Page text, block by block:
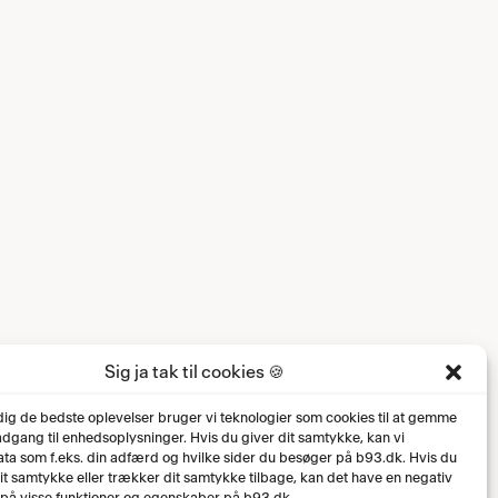
Sig ja tak til cookies 🍪
de bedste oplevelser bruger vi teknologier som cookies til at gemme
til enhedsoplysninger. Hvis du giver dit samtykke, kan vi
som f.eks. din adfærd og hvilke sider du besøger på b93.dk. Hvis du
samtykke eller trækker dit samtykke tilbage, kan det have en negativ